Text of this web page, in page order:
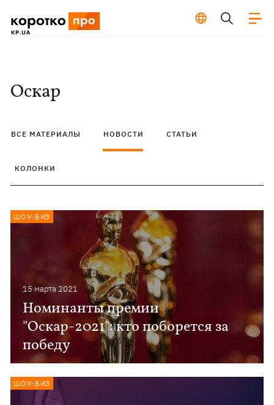
Оскар
ВСЕ МАТЕРИАЛЫ НОВОСТИ СТАТЬИ
КОЛОНКИ
15 марта 2021
Номинанты премии
"Оскар-2021": кто поборется за
победу
ШОУ-БИЗ
ШОУ-БИЗ